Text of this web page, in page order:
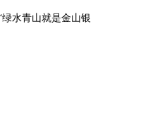
水青山就是金山银